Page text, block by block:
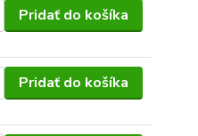
Pridať do košíka
Pridať do košíka